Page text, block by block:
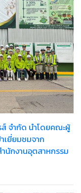
ดยคณะผู้
เยี่ยมชมจาก
นักงานอุตสาหกรรม